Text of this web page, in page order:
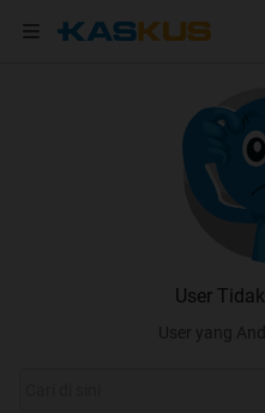
User
User yang